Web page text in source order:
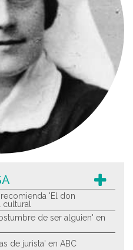
'El don
cultural
de ser alguien' en
de jurista' en ABC